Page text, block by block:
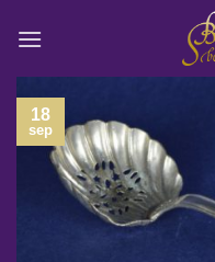
naar
18
sep